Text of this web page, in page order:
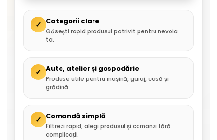
✓ Categorii clare
Găsești rapid produsul potrivit pentru nevoia
ta.
✓ Auto, atelier și gospodărie
Produse utile pentru mașină, garaj, casă și
grădină.
✓ Comandă simplă
Filtrezi rapid, alegi produsul și comanzi fără
complicații.